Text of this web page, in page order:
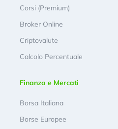
Corsi (Premium)
Broker Online
Criptovalute
Calcolo Percentuale
Finanza e Mercati
Borsa Italiana
Borse Europee